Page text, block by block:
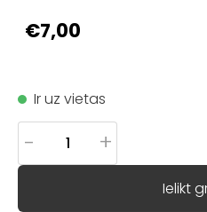
€7,00
Ir uz vietas
- +
Ielikt